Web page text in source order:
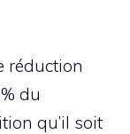
réduction
du
qu’il soit